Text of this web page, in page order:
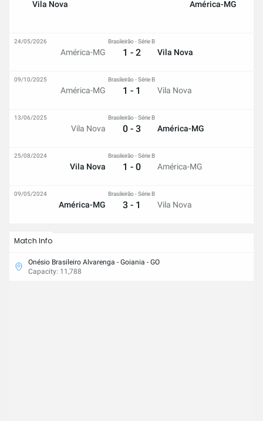
Match Info
Onésio Brasileiro Alvarenga - Goiania - GO
Capacity: 11,788
Vila Nova América-MG
América-MG
Brasileirão - Série B
1 - 2 Vila Nova
24/05/2026
América-MG
Brasileirão - Série B
1 - 1 Vila Nova
09/10/2025
Vila Nova
Brasileirão - Série B
0 - 3 América-MG
13/06/2025
Vila Nova
Brasileirão - Série B
1 - 0 América-MG
25/08/2024
América-MG
Brasileirão - Série B
3 - 1 Vila Nova
09/05/2024